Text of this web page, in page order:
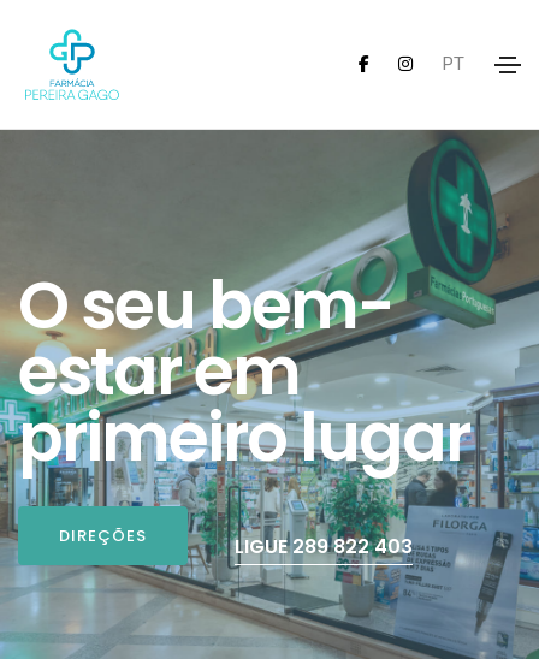
PT
O seu bem-
estar em
primeiro lugar
DIREÇÕES LIGUE 289 822 403